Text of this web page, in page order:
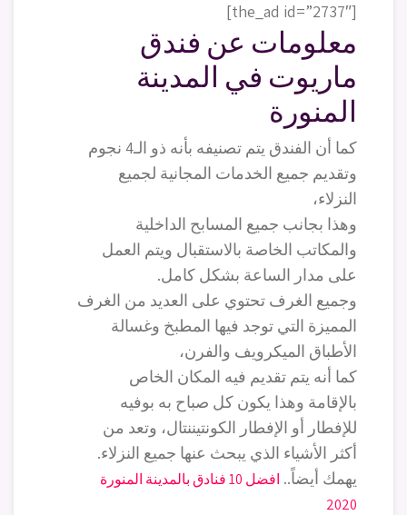
[the_ad id=”2737″]
معلومات عن فندق
ماريوت في المدينة
المنورة
كما أن الفندق يتم تصنيفه بأنه ذو الـ4 نجوم
وتقديم جميع الخدمات المجانية لجميع
النزلاء،
وهذا بجانب جميع المسابح الداخلية
والمكاتب الخاصة بالاستقبال ويتم العمل
على مدار الساعة بشكل كامل.
وجميع الغرف تحتوي على العديد من الغرف
المميزة التي توجد فيها المطبخ وغسالة
الأطباق الميكرويف والفرن،
كما أنه يتم تقديم فيه المكان الخاص
بالإقامة وهذا يكون كل صباح به بوفيه
للإفطار أو الإفطار الكونتيننتال، وتعد من
أكثر الأشياء الذي يبحث عنها جميع النزلاء.
يهمك أيضاً..
افضل 10 فنادق بالمدينة المنورة
2020